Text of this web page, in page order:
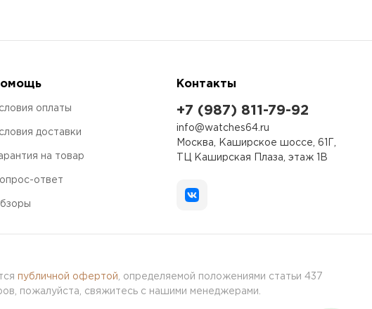
оплаты
доставки
на товар
ответ
Контакты
+7 (987) 811-79-92
info@watches64.ru
Москва, Каширское шоссе, 61Г,
ТЦ Каширская Плаза, этаж 1В
публичной офертой , определяемой положениями статьи 437
пожалуйста, свяжитесь с нашими менеджерами.